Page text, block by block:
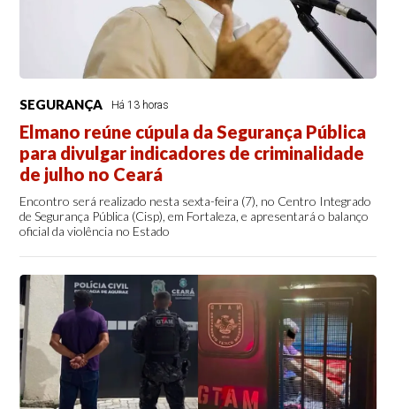
SEGURANÇA Há 13 horas
Elmano reúne cúpula da Segurança Pública
para divulgar indicadores de criminalidade
de julho no Ceará
Encontro será realizado nesta sexta-feira (7), no Centro Integrado
de Segurança Pública (Cisp), em Fortaleza, e apresentará o balanço
oficial da violência no Estado